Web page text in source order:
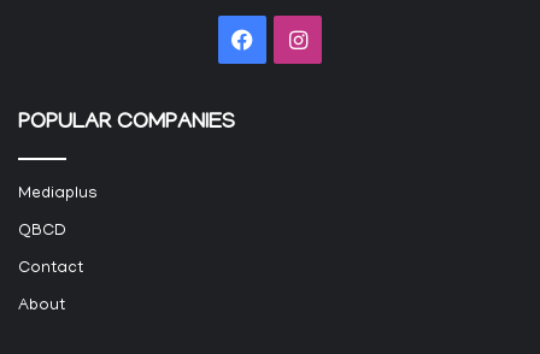
FacebookInstagram
POPULAR COMPANIES
Mediaplus
QBCD
Contact
About